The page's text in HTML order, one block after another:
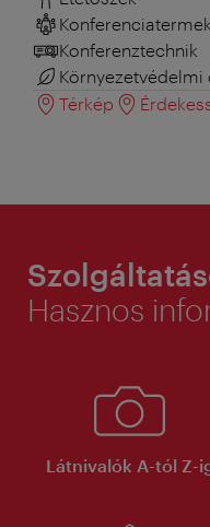
Konferenciatermek
Konferenztechnik
Környezetvédelmi
Térkép
Hasznos
Látnivalók A-tól Z-